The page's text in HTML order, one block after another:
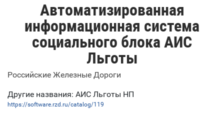
Автоматизированная
информационная система
социального блока АИС
Льготы
Российские Железные Дороги
Другие названия: АИС Льготы НП
https://software.rzd.ru/catalog/119